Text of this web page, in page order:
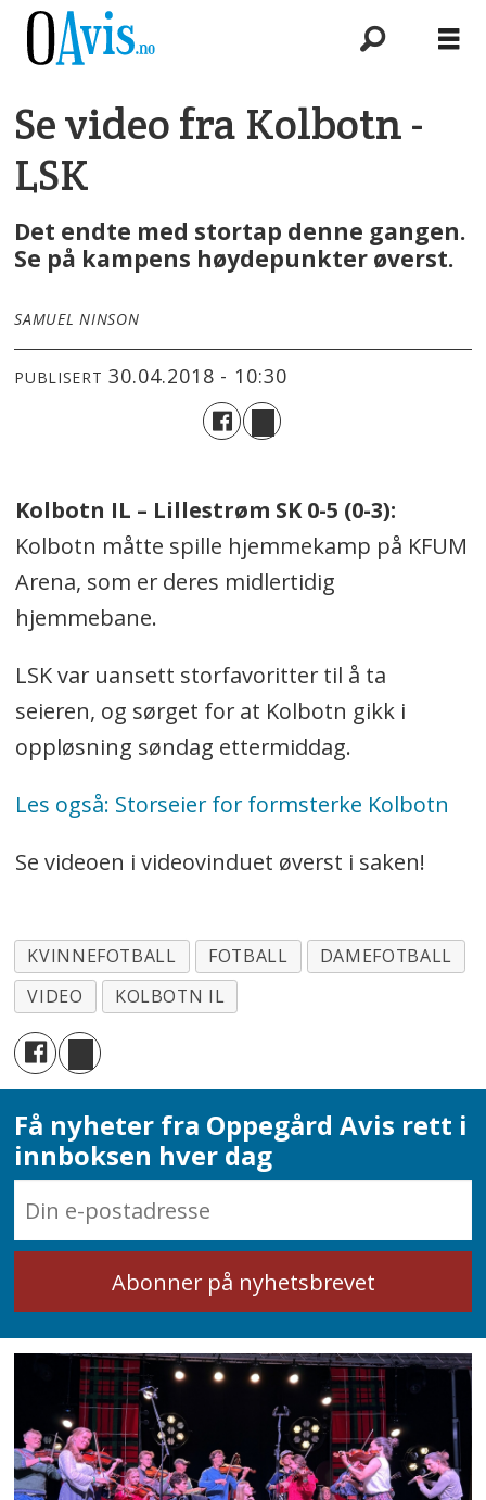
Se video fra Kolbotn -
LSK
Det endte med stortap denne gangen.
Se på kampens høydepunkter øverst.
SAMUEL NINSON
PUBLISERT 30.04.2018 - 10:30
Kolbotn IL – Lillestrøm SK 0-5 (0-3):
Kolbotn måtte spille hjemmekamp på KFUM
Arena, som er deres midlertidig
hjemmebane.
LSK var uansett storfavoritter til å ta
seieren, og sørget for at Kolbotn gikk i
oppløsning søndag ettermiddag.
Les også: Storseier for formsterke Kolbotn
Se videoen i videovinduet øverst i saken!
KVINNEFOTBALL FOTBALL
DAMEFOTBALL
VIDEO
KOLBOTN IL
Få nyheter fra Oppegård Avis rett i
innboksen hver dag